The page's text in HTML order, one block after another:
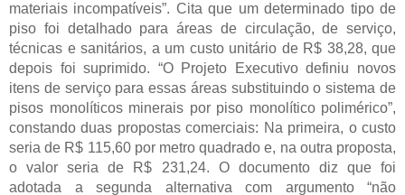
materiais incompatíveis”. Cita que um determinado tipo de
piso foi detalhado para áreas de circulação, de serviço,
técnicas e sanitários, a um custo unitário de R$ 38,28, que
depois foi suprimido. “O Projeto Executivo definiu novos
itens de serviço para essas áreas substituindo o sistema de
pisos monolíticos minerais por piso monolítico polimérico”,
constando duas propostas comerciais: Na primeira, o custo
seria de R$ 115,60 por metro quadrado e, na outra proposta,
o valor seria de R$ 231,24. O documento diz que foi
adotada a segunda alternativa com argumento “não